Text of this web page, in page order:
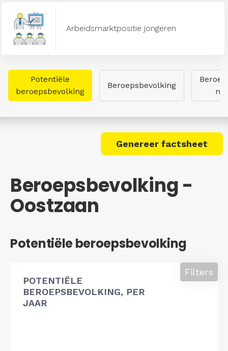
Arbeidsmarktpositie jongeren
Potentiële
beroepsbevolking
Beroepsbevolking
Genereer factsheet
Beroepsbevolking -
Oostzaan
Potentiële beroepsbevolking
POTENTIËLE
BEROEPSBEVOLKING, PER
JAAR
Filters